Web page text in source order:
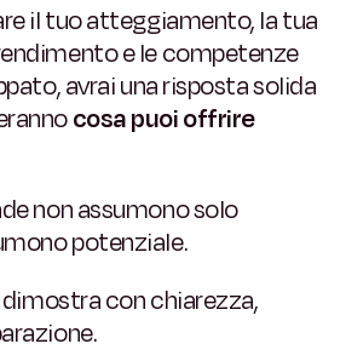
il tuo atteggiamento, la tua
e le competenze
avrai una risposta solida
cosa puoi offrire
non assumono solo
potenziale.
con chiarezza,